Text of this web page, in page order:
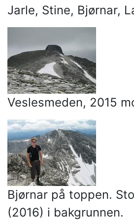
Jarle, Stine, Bjørnar,
Veslesmeden, 2015
Bjørnar på toppen.
(2016) i bakgrunnen.